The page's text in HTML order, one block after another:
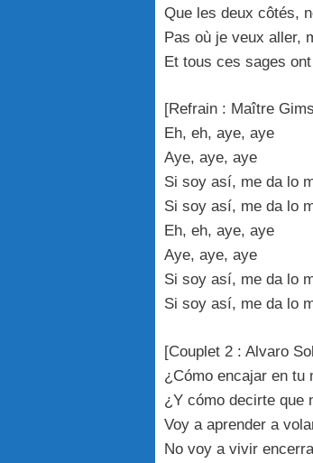
Que les deux côtés,
Pas où je veux aller,
Et tous ces sages
[Refrain : Maître
Eh, eh, aye, aye
Aye, aye, aye
Si soy así, me da lo
Si soy así, me da lo
Eh, eh, aye, aye
Aye, aye, aye
Si soy así, me da lo
Si soy así, me da lo
[Couplet 2 : Alvaro
¿Cómo encajar en tu
¿Y cómo decirte que
Voy a aprender a
No voy a vivir